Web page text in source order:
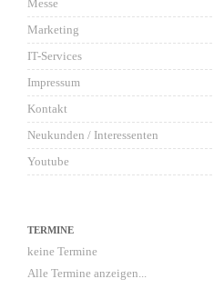
Messe
Marketing
IT-Services
Impressum
Kontakt
Neukunden / Interessenten
Youtube
TERMINE
keine Termine
Alle Termine anzeigen...